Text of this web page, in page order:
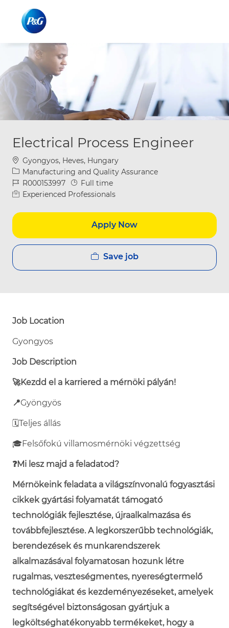
Electrical Process Engineer
Location
Gyongyos, Heves, Hungary
Category
Manufacturing and Quality Assurance
Job IdR000153997 Job Type
Full time
Experienced Professionals
Apply Now
Save job
Job Location
Gyongyos
Job Description
🚀Kezdd el a karriered a mérnöki pályán!
📍Gyöngyös
🗓️Teljes állás
🎓Felsőfokú villamosmérnöki végzettség
❓Mi lesz majd a feladatod?
Mérnökeink feladata a világszínvonalú fogyasztási
cikkek gyártási folyamatát támogató
technológiák fejlesztése, újraalkalmazása és
továbbfejlesztése. A legkorszerűbb technológiák,
berendezések és munkarendszerek
alkalmazásával folyamatosan hozunk létre
rugalmas, veszteségmentes, nyereségtermelő
technológiákat és kezdeményezéseket, amelyek
segítségével biztonságosan gyártjuk a
legköltséghatékonyabb termékeket, hogy a